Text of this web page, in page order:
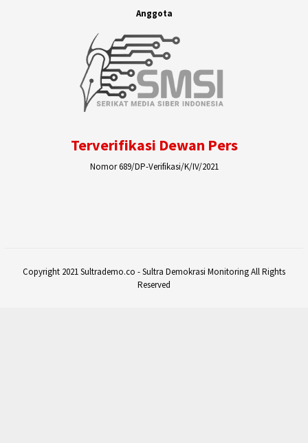
Anggota
Terverifikasi Dewan Pers
Nomor 689/DP-Verifikasi/K/IV/2021
Copyright 2021 Sultrademo.co - Sultra Demokrasi Monitoring All Rights
Reserved